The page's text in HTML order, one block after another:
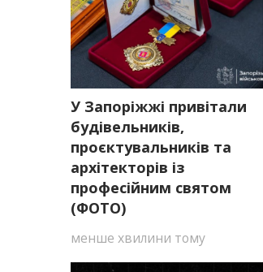
У Запоріжжі привітали
будівельників,
проєктувальників та
архітекторів із
професійним святом
(ФОТО)
менше хвилини тому